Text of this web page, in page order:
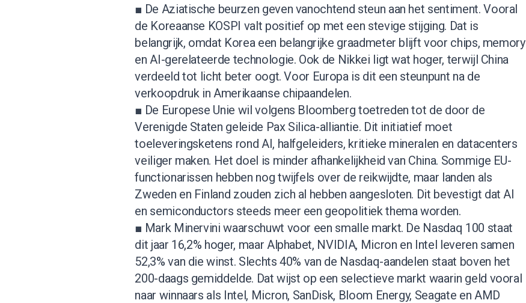
■ De Aziatische beurzen geven vanochtend steun aan het sentiment. Vooral
de Koreaanse KOSPI valt positief op met een stevige stijging. Dat is
belangrijk, omdat Korea een belangrijke graadmeter blijft voor chips, memory
en AI-gerelateerde technologie. Ook de Nikkei ligt wat hoger, terwijl China
verdeeld tot licht beter oogt. Voor Europa is dit een steunpunt na de
verkoopdruk in Amerikaanse chipaandelen.
■ De Europese Unie wil volgens Bloomberg toetreden tot de door de
Verenigde Staten geleide Pax Silica-alliantie. Dit initiatief moet
toeleveringsketens rond AI, halfgeleiders, kritieke mineralen en datacenters
veiliger maken. Het doel is minder afhankelijkheid van China. Sommige EU-
functionarissen hebben nog twijfels over de reikwijdte, maar landen als
Zweden en Finland zouden zich al hebben aangesloten. Dit bevestigt dat AI
en semiconductors steeds meer een geopolitiek thema worden.
■ Mark Minervini waarschuwt voor een smalle markt. De Nasdaq 100 staat
dit jaar 16,2% hoger, maar Alphabet, NVIDIA, Micron en Intel leveren samen
52,3% van die winst. Slechts 40% van de Nasdaq-aandelen staat boven het
200-daags gemiddelde. Dat wijst op een selectieve markt waarin geld vooral
naar winnaars als Intel, Micron, SanDisk, Bloom Energy, Seagate en AMD